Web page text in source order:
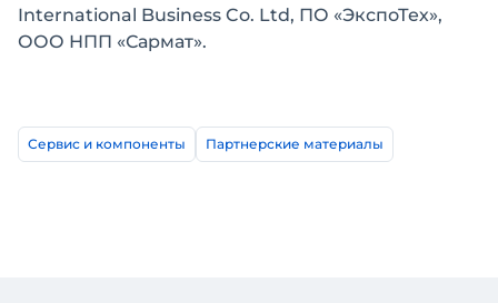
International Business Co. Ltd, ПО «ЭкспоТех»,
ООО НПП «Сармат».
Сервис и компоненты Партнерские материалы